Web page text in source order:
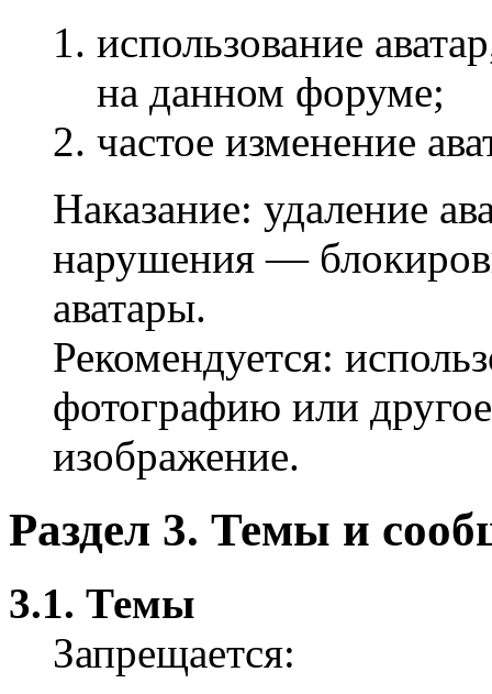
использование
на данном форуме;
частое изменение
Наказание: удаление
нарушения —
аватары.
Рекомендуется:
фотографию или
изображение.
Раздел 3. Темы и
3.1. Темы
Запрещается: